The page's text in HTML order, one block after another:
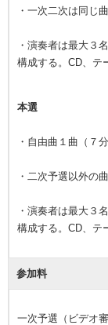
・一次二次は同じ
・演奏者は最大３
構成する。CD、テ
本選
・自由曲１曲（７
・二次予選以外の
・演奏者は最大３
構成する。CD、テ
参加料
一次予選（ビデオ